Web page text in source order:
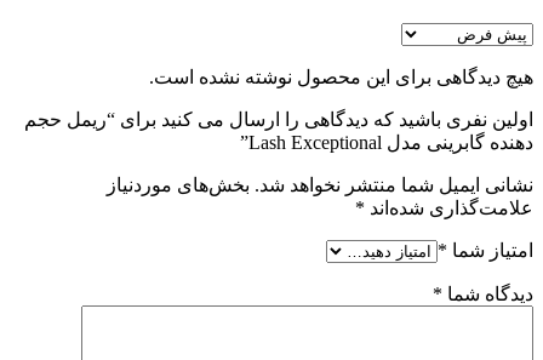
هیچ دیدگاهی برای این محصول نوشته نشده است.
اولین نفری باشید که دیدگاهی را ارسال می کنید برای “ریمل حجم
دهنده گابرینی مدل Lash Exceptional”
نشانی ایمیل شما منتشر نخواهد شد. بخش‌های موردنیاز
علامت‌گذاری شده‌اند *
امتیاز شما *
دیدگاه شما *